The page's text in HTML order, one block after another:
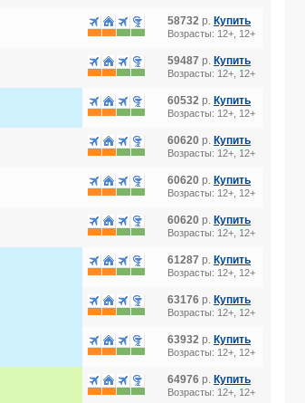
58732 р. Купить
Возрасты: 12+, 12+
59487 р. Купить
Возрасты: 12+, 12+
60532 р. Купить
Возрасты: 12+, 12+
60620 р. Купить
Возрасты: 12+, 12+
60620 р. Купить
Возрасты: 12+, 12+
60620 р. Купить
Возрасты: 12+, 12+
61287 р. Купить
Возрасты: 12+, 12+
63176 р. Купить
Возрасты: 12+, 12+
63932 р. Купить
Возрасты: 12+, 12+
64976 р. Купить
Возрасты: 12+, 12+